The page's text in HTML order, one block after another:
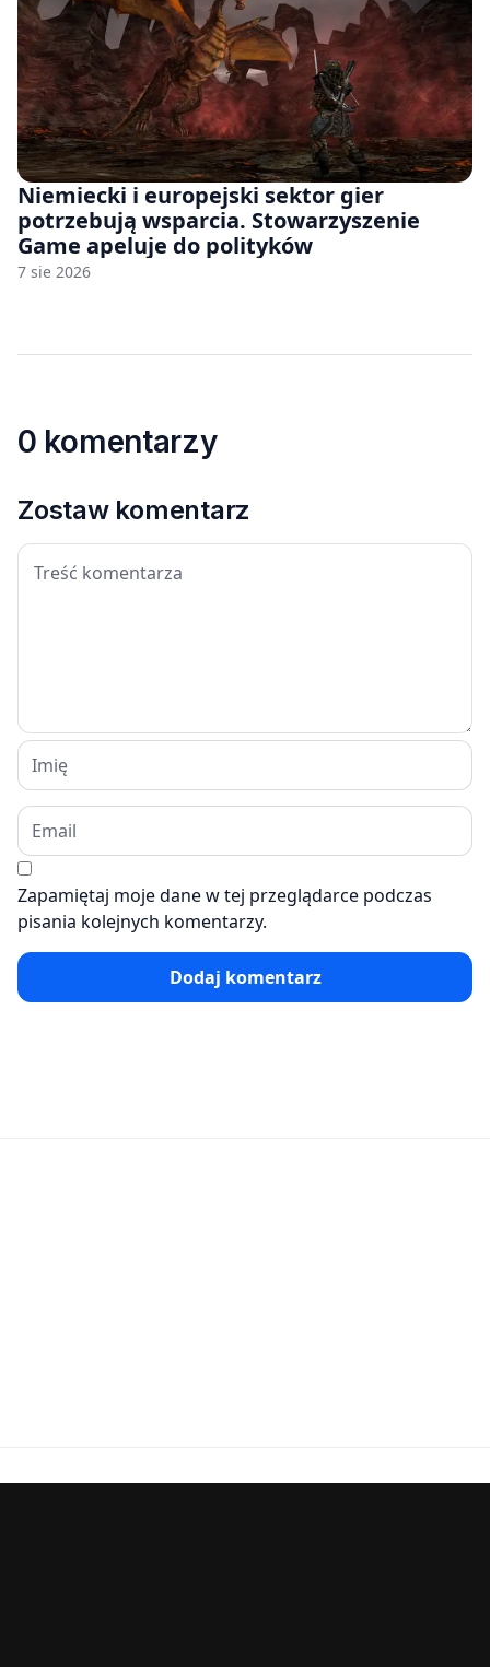
Niemiecki i europejski sektor gier
potrzebują wsparcia. Stowarzyszenie
Game apeluje do polityków
7 sie 2026
0 komentarzy
Zostaw komentarz
Zapamiętaj moje dane w tej przeglądarce podczas
pisania kolejnych komentarzy.
Dodaj komentarz